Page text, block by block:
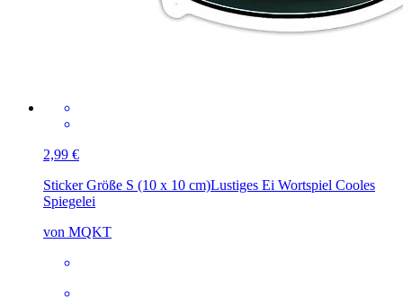
2,99 €
Sticker Größe S (10 x 10 cm)Lustiges Ei Wortspiel Cooles
Spiegelei
von MQKT